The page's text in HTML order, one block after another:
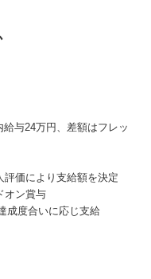
与24万円、差額はフレッ
価により支給額を決定
オン賞与
成度合いに応じ支給